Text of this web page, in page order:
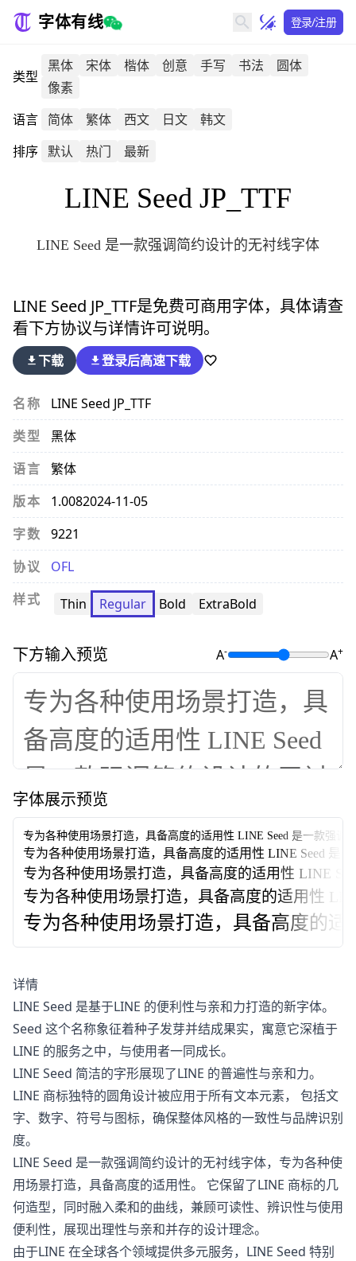
字体有线 登录/注册
类型
黑体 宋体 楷体 创意 手写 书法
圆体
像素
语言 简体 繁体 西文 日文
韩文
排序 默认 热门 最新
LINE Seed JP_TTF
LINE Seed 是一款强调简约设计的无衬线字体
LINE Seed JP_TTF是免费可商用字体，具体请查
看下方协议与详情许可说明。
下载 登录后高速下载
名称
LINE Seed JP_TTF
类型
黑体
语言
繁体
版本
1.0082024-11-05
字数
9221
协议
OFL
样式
Thin Regular Bold ExtraBold
下方输入预览 A- A+
字体展示预览
专为各种使用场景打造，具备高度的适用性 LINE Seed 是一款强调
专为各种使用场景打造，具备高度的适用性 LINE Seed 是
专为各种使用场景打造，具备高度的适用性 LINE
专为各种使用场景打造，具备高度的适用性
专为各种使用场景打造，具备高度的适
详情
LINE Seed 是基于LINE 的便利性与亲和力打造的新字体。
Seed 这个名称象征着种子发芽并结成果实，寓意它深植于
LINE 的服务之中，与使用者一同成长。
LINE Seed 简洁的字形展现了LINE 的普遍性与亲和力。
LINE 商标独特的圆角设计被应用于所有文本元素， 包括文
字、数字、符号与图标，确保整体风格的一致性与品牌识别
度。
LINE Seed 是一款强调简约设计的无衬线字体，专为各种使
用场景打造，具备高度的适用性。 它保留了LINE 商标的几
何造型，同时融入柔和的曲线，兼顾可读性、辨识性与使用
便利性，展现出理性与亲和并存的设计理念。
由于LINE 在全球各个领域提供多元服务，LINE Seed 特别